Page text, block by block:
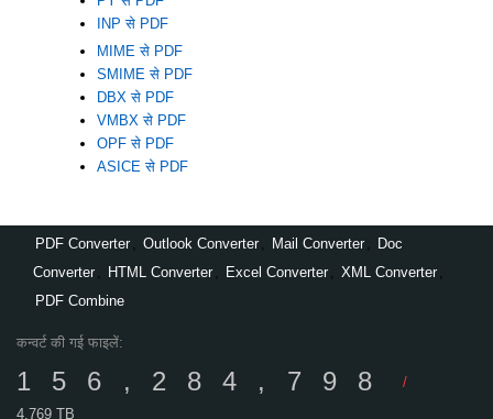
INP से PDF
MIME से PDF
SMIME से PDF
DBX से PDF
VMBX से PDF
OPF से PDF
ASICE से PDF
PDF Converter Outlook Converter Mail Converter
Doc
Converter
HTML Converter Excel Converter XML Converter
PDF Combine
कन्वर्ट की गई फाइलें:
156,284,798
/
4,769 TB